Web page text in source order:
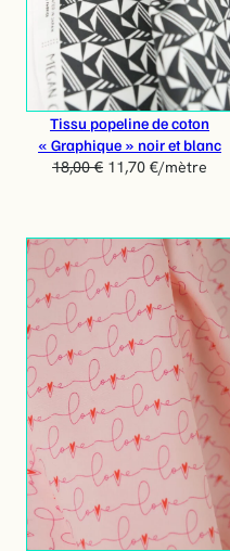
P
R
O
M
O
I
Tissu popeline de coton
« Graphique » noir et blanc
18,00€ 11,70€/mètre